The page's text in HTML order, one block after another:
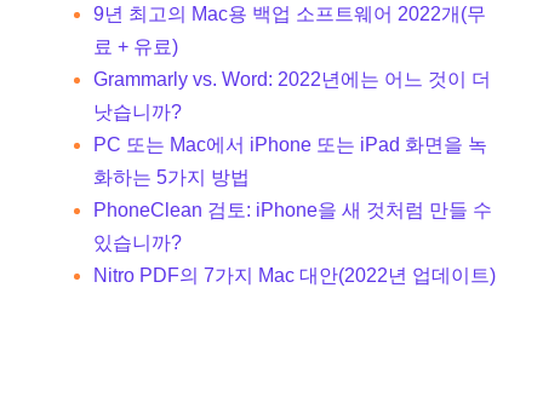
9년 최고의 Mac용 백업 소프트웨어 2022개(무
료 + 유료)
Grammarly vs. Word: 2022년에는 어느 것이 더
낫습니까?
PC 또는 Mac에서 iPhone 또는 iPad 화면을 녹
화하는 5가지 방법
PhoneClean 검토: iPhone을 새 것처럼 만들 수
있습니까?
Nitro PDF의 7가지 Mac 대안(2022년 업데이트)